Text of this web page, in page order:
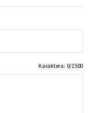
Karaktera: 0/1500